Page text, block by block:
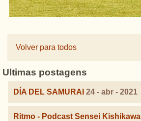
Volver para todos
Ultimas postagens
DÍA DEL SAMURAI 24 - abr - 2021
Ritmo - Podcast Sensei Kishikawa